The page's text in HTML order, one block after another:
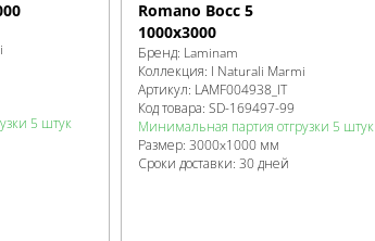
5 штук
Romano Bocc 5
1000x3000
Бренд: Laminam
Коллекция: I Naturali Marmi
Артикул: LAMF004938_IT
Код товара:SD-169497-99
Минимальная партия отгрузки 5 штук
Размер:3000x1000 мм
Сроки доставки: 30 дней